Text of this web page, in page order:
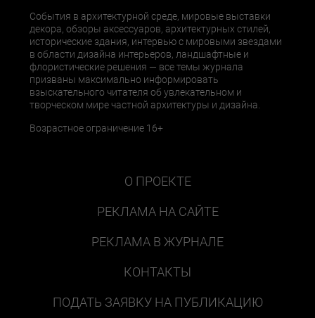
События в архитектурной среде, мировые выставки
декора, обзоры аксессуаров, архитектурных стилей,
исторические здания, интервью с мировыми звездами
в области дизайна интерьеров, ландшафтные и
флористические решения — все темы журнала
призваны максимально информировать
взыскательного читателя об увлекательном и
творческом мире частной архитектуры и дизайна.
Возрастное ограничение 16+
О ПРОЕКТЕ
РЕКЛАМА НА САЙТЕ
РЕКЛАМА В ЖУРНАЛЕ
КОНТАКТЫ
ПОДАТЬ ЗАЯВКУ НА ПУБЛИКАЦИЮ